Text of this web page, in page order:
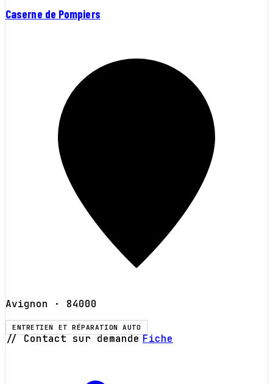
Caserne de Pompiers
Avignon · 84000
ENTRETIEN ET RÉPARATION AUTO
// Contact sur demande Fiche